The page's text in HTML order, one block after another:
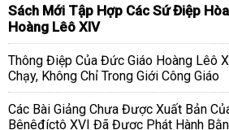
Sách Mới Tập Hợp Các Sứ Điệp
Hoàng Lêô XIV
Thông Điệp Của Đức Giáo Hoàng Lêô
Chạy, Không Chỉ Trong Giới Công Giáo
Các Bài Giảng Chưa Được Xuất Bản
Bênêđíctô XVI Đã Được Phát Hành